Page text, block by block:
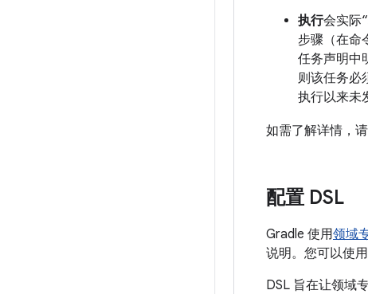
执行会实际
步骤（在命
任务声明中
则该任务必
执行以来未
如需了解详情，
配置 DSL
Gradle 使用领域
说明。您可以使
DSL 旨在让领域